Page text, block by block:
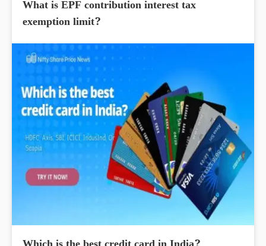
What is EPF contribution interest tax
exemption limit?